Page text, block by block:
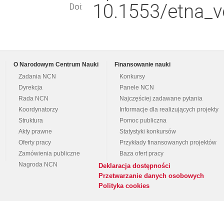
Doi: 10.1553/
O Narodowym Centrum Nauki
Zadania NCN
Dyrekcja
Rada NCN
Koordynatorzy
Struktura
Akty prawne
Oferty pracy
Zamówienia publiczne
Nagroda NCN
Finansowanie nauki
Konkursy
Panele NCN
Najczęściej zadawane pytania
Informacje dla realizujących projekty
Pomoc publiczna
Statystyki konkursów
Przykłady finansowanych projektów
Baza ofert pracy
Deklaracja dostępności
Przetwarzanie danych osobowych
Polityka cookies